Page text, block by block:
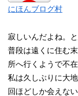
にほんブログ村
寂しいんだよね。と
普段は遠くに住む
所へ行くようで不
私は久しぶりに大
回ほどしか会えな